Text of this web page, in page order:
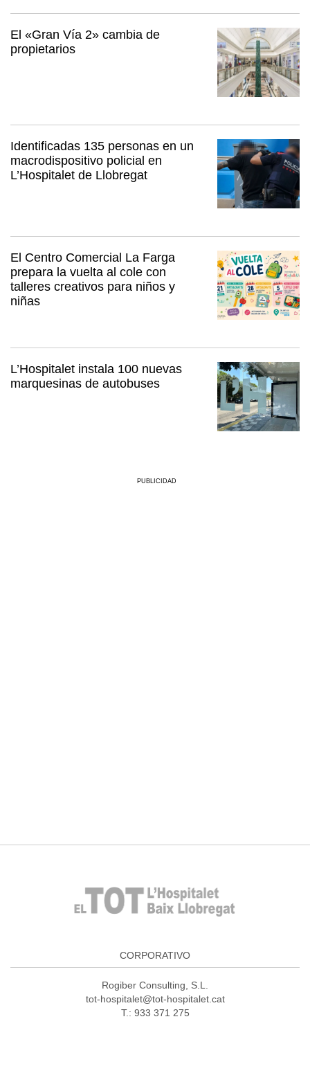
El «Gran Vía 2» cambia de
propietarios
Identificadas 135 personas en un
macrodispositivo policial en
L’Hospitalet de Llobregat
El Centro Comercial La Farga
prepara la vuelta al cole con
talleres creativos para niños y
niñas
L’Hospitalet instala 100 nuevas
marquesinas de autobuses
PUBLICIDAD
CORPORATIVO
Rogiber Consulting, S.L.
tot-hospitalet@tot-hospitalet.cat
T.: 933 371 275